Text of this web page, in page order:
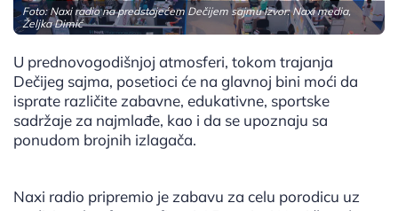
Foto: Naxi radio na predstojećem Dečijem sajmu Izvor: Naxi media,
Željka Dimić
U prednovogodišnjoj atmosferi, tokom trajanja
Dečijeg sajma, posetioci će na glavnoj bini moći da
isprate različite zabavne, edukativne, sportske
sadržaje za najmlađe, kao i da se upoznaju sa
ponudom brojnih izlagača.
Naxi radio pripremio je zabavu za celu porodicu uz